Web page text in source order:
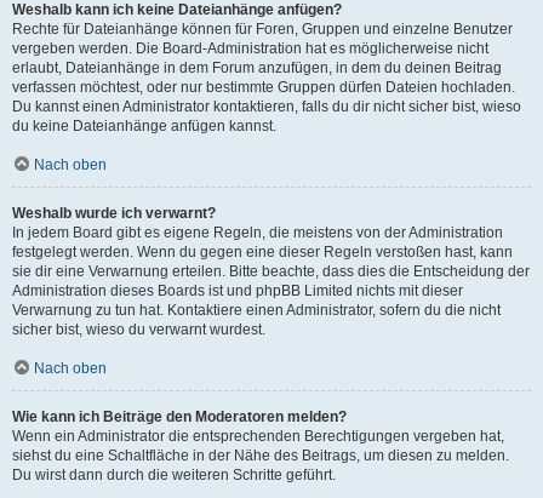
Weshalb kann ich keine Dateianhänge anfügen?
Rechte für Dateianhänge können für Foren, Gruppen und einzelne Benutzer
vergeben werden. Die Board-Administration hat es möglicherweise nicht
erlaubt, Dateianhänge in dem Forum anzufügen, in dem du deinen Beitrag
verfassen möchtest, oder nur bestimmte Gruppen dürfen Dateien hochladen.
Du kannst einen Administrator kontaktieren, falls du dir nicht sicher bist, wieso
du keine Dateianhänge anfügen kannst.
Nach oben
Weshalb wurde ich verwarnt?
In jedem Board gibt es eigene Regeln, die meistens von der Administration
festgelegt werden. Wenn du gegen eine dieser Regeln verstoßen hast, kann
sie dir eine Verwarnung erteilen. Bitte beachte, dass dies die Entscheidung der
Administration dieses Boards ist und phpBB Limited nichts mit dieser
Verwarnung zu tun hat. Kontaktiere einen Administrator, sofern du die nicht
sicher bist, wieso du verwarnt wurdest.
Nach oben
Wie kann ich Beiträge den Moderatoren melden?
Wenn ein Administrator die entsprechenden Berechtigungen vergeben hat,
siehst du eine Schaltfläche in der Nähe des Beitrags, um diesen zu melden.
Du wirst dann durch die weiteren Schritte geführt.